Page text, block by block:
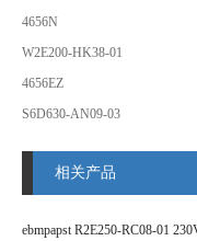
4656N
W2E200-HK38-01
4656EZ
S6D630-AN09-03
相关产品